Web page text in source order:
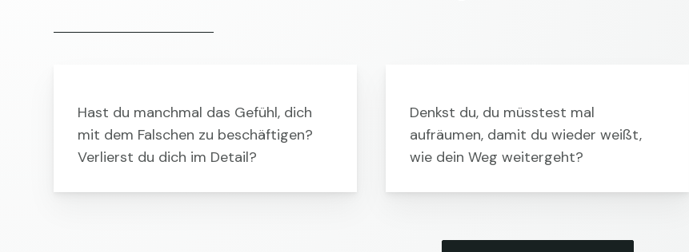
Hast du manchmal das Gefühl, dich
mit dem Falschen zu beschäftigen?
Verlierst du dich im Detail?
Denkst du, du müsstest mal
aufräumen, damit du wieder weißt,
wie dein Weg weitergeht?